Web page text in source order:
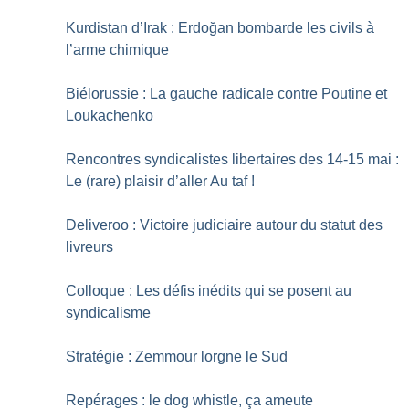
Kurdistan d’Irak : Erdoğan bombarde les civils à
l’arme chimique
Biélorussie : La gauche radicale contre Poutine et
Loukachenko
Rencontres syndicalistes libertaires des 14-15 mai :
Le (rare) plaisir d’aller Au taf !
Deliveroo : Victoire judiciaire autour du statut des
livreurs
Colloque : Les défis inédits qui se posent au
syndicalisme
Stratégie : Zemmour lorgne le Sud
Repérages : le dog whistle, ça ameute